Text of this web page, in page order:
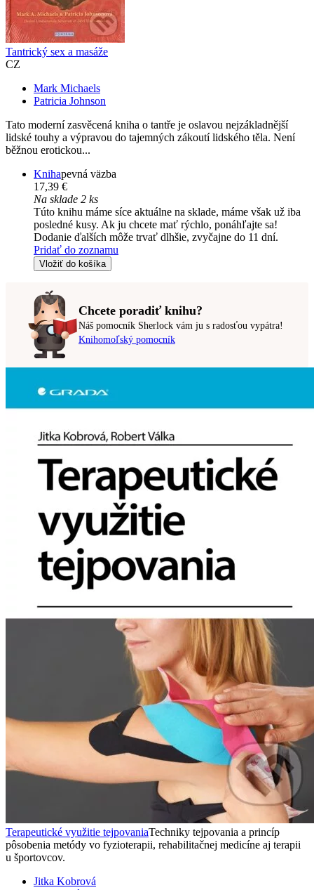
Tantrický sex a masáže
CZ
Mark Michaels
Patricia Johnson
Tato moderní zasvěcená kniha o tantře je oslavou nejzákladnější
lidské touhy a výpravou do tajemných zákoutí lidského těla. Není
běžnou erotickou...
Knihapevná väzba
17,39 €
Na sklade 2 ks
Túto knihu máme síce aktuálne na sklade, máme však už iba
posledné kusy. Ak ju chcete mať rýchlo, ponáhľajte sa!
Dodanie ďalších môže trvať dlhšie, zvyčajne do 11 dní.
Pridať do zoznamu
Vložiť do košíka
Chcete poradiť knihu?
Náš pomocník Sherlock vám ju s radosťou vypátra!
Knihomoľský pomocník
Terapeutické využitie tejpovaniaTechniky tejpovania a princíp
pôsobenia metódy vo fyzioterapii, rehabilitačnej medicíne aj terapii
u športovcov.
Jitka Kobrová